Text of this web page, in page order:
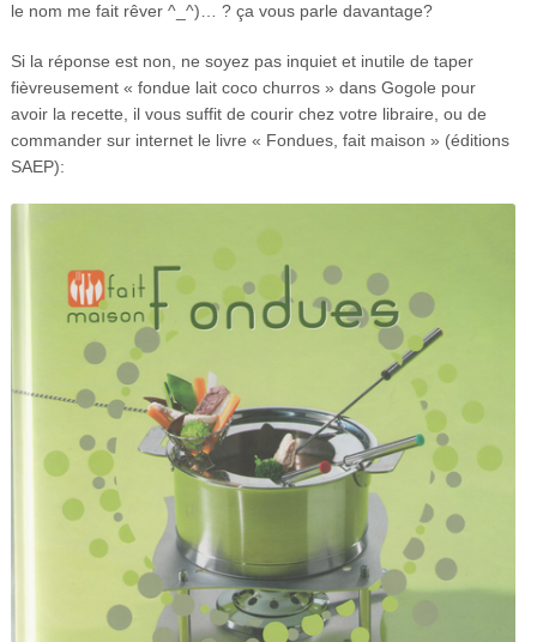
le nom me fait rêver ^_^)… ? ça vous parle davantage?
Si la réponse est non, ne soyez pas inquiet et inutile de taper
fièvreusement « fondue lait coco churros » dans Gogole pour
avoir la recette, il vous suffit de courir chez votre libraire, ou de
commander sur internet le livre « Fondues, fait maison » (éditions
SAEP):